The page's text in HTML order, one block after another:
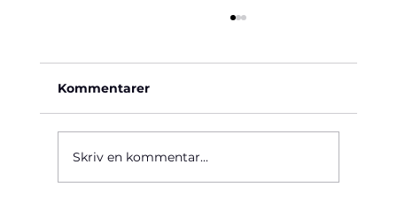
Kommentarer
Skriv en kommentar...